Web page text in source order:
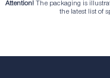
1
Attention! The packaging is
the latest list of